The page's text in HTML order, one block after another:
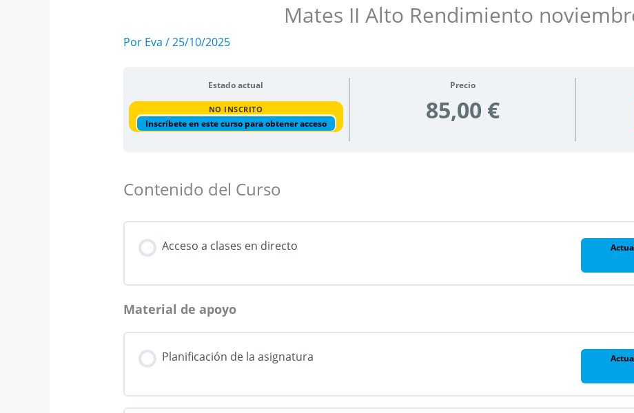
Mates II Alto Rendimiento
Por Eva /25/10/2025
Estado actual
NO INSCRITO
Inscríbete en este curso para obtener acceso
Precio
85,00 €
Contenido del Curso
Acceso a clases en directo
Material de apoyo
Planificación de la asignatura